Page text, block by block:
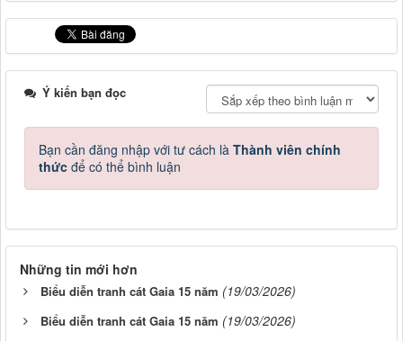
Ý kiến bạn đọc
Bạn cần đăng nhập với tư cách là Thành viên chính
thức để có thể bình luận
Những tin mới hơn
Biểu diễn tranh cát Gaia 15 năm (19/03/2026)
Biểu diễn tranh cát Gaia 15 năm (19/03/2026)